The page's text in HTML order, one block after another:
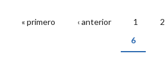
PÁGINAS
« primero ‹ anterior 1 2
6